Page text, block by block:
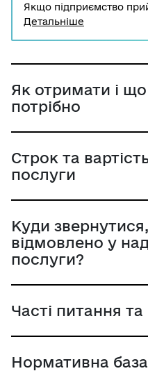
Якщо підприємство
припинення, ліцензію
Детальніше
Як отримати і
потрібно
Строк та
послуги
Куди
відмовлено у
послуги?
Часті питання та
Нормативна база